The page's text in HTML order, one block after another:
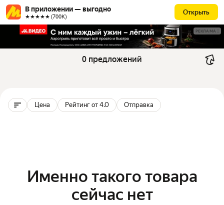
В приложении — выгодно
★★★★★ (700К)
Открыть
РЕКЛАМА
0 предложений
Цена Рейтинг от 4.0 Отправка
Именно такого товара
сейчас нет